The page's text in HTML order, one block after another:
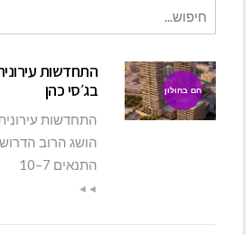
עבור:
חם בחולון
התחדשות
בג׳סי כהן
התחדשות
הושג הרוב
התנאים 7–10
◄◄